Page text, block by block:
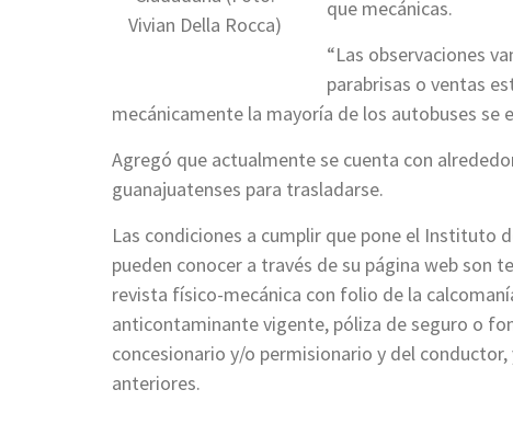
Vivian Della Rocca)
que mecánicas.
“Las observaciones
parabrisas o ventas
mecánicamente la mayoría de los autobuses se
Agregó que actualmente se cuenta con
guanajuatenses para trasladarse.
Las condiciones a cumplir que pone el Instituto
pueden conocer a través de su página web son
revista físico-mecánica con folio de la
anticontaminante vigente, póliza de seguro o
concesionario y/o permisionario y del
anteriores.